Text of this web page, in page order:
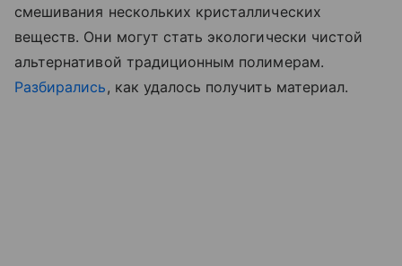
смешивания нескольких кристаллических
веществ. Они могут стать экологически чистой
альтернативой традиционным полимерам.
Разбирались , как удалось получить материал.